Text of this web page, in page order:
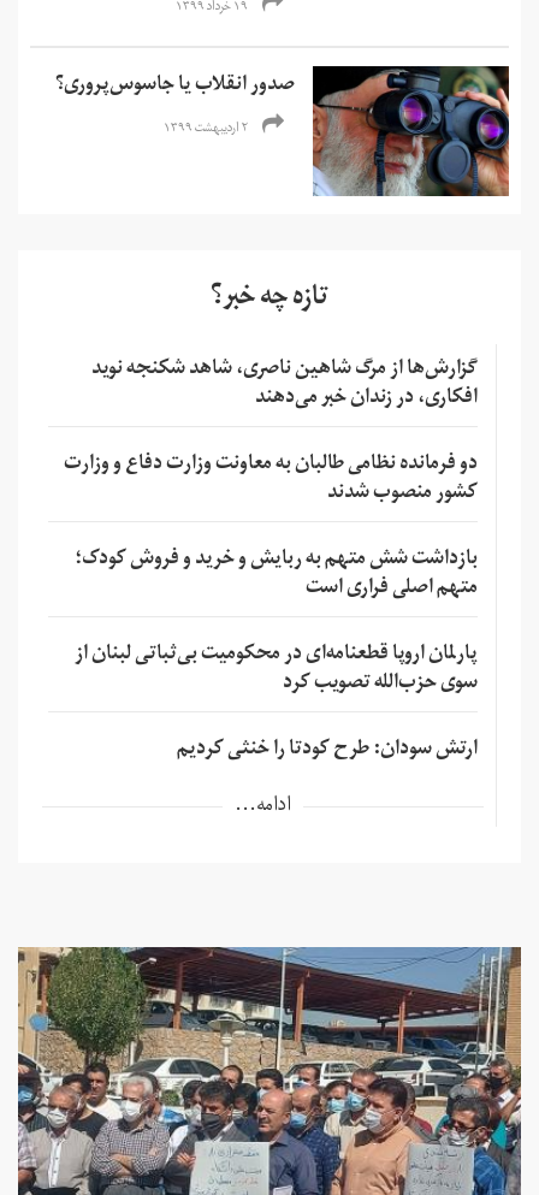
۱۹ خرداد ۱۳۹۹
صدور انقلاب یا جاسوس‌پروری؟
۲ اردیبهشت ۱۳۹۹
تازه چه خبر؟
گزارش‌ها از مرگ شاهین ناصری، شاهد شکنجه نوید
افکاری، در زندان خبر می‌دهند
دو فرمانده نظامی طالبان به معاونت وزارت دفاع و وزارت
کشور منصوب شدند
بازداشت شش متهم به ربایش و خرید و فروش کودک؛
متهم اصلی فراری است
پارلمان اروپا قطعنامه‌ای در محکومیت بی‌ثباتی لبنان از
سوی حزب‌الله تصویب کرد
ارتش سودان: طرح کودتا را خنثی کردیم
ادامه...